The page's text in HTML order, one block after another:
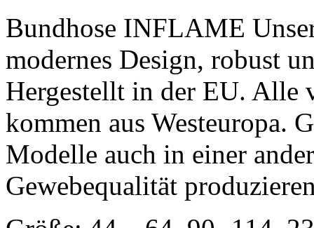
Bundhose INFLAME
modernes Design, robust
Hergestellt in der EU. Alle
kommen aus Westeuropa.
Modelle auch in einer
Gewebequalität